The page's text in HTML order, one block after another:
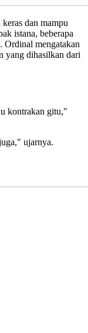
dan mampu
istana, beberapa
Ordinal mengatakan
yang dihasilkan dari
kontrakan gitu,"
ujarnya.